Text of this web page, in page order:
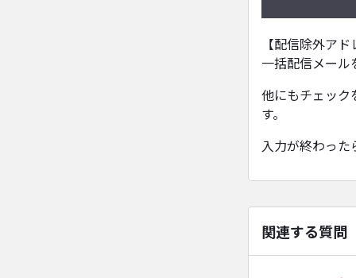
【配信除外ア
一括配信メー
他にもチェック
す。
入力が終わった
関連する質問